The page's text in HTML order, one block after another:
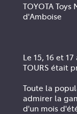
TOYOTA
d'Amboise
Le 15, 16 et
TOURS était
Toute la
admirer la
d'un mois